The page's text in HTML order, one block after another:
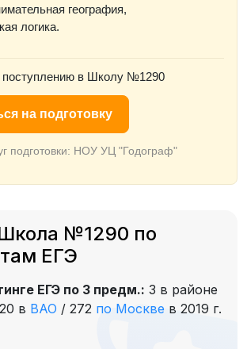
география,
логика.
поступлению в Школу №1290
на подготовку
подготовки: НОУ УЦ "Годограф"
№1290 по
ЕГЭ
ЕГЭ по 3 предм.: 3 в районе
20 в ВАО / 272 по Москве в 2019 г.